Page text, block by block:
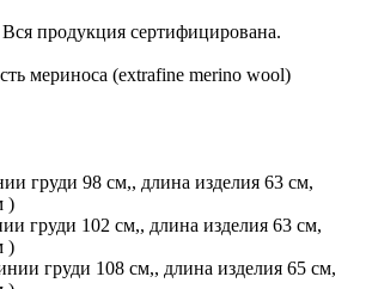
продукция сертифицирована.
мериноса (extrafine merino wool)
груди 98 см,, длина изделия 63 см,
)
груди 102 см,, длина изделия 63 см,
)
груди 108 см,, длина изделия 65 см,